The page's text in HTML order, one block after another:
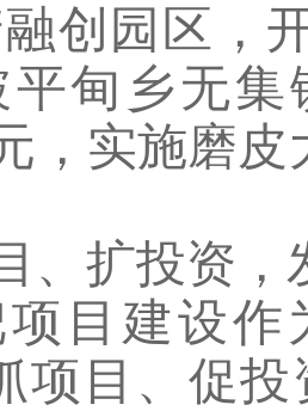
创园区，
平甸乡无
，实施磨皮
、扩投资，
项目建设
项目、促